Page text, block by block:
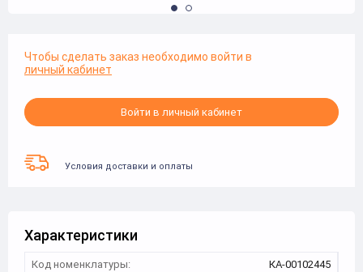
Чтобы сделать заказ необходимо войти в
личный кабинет
Войти в личный кабинет
Условия доставки и оплаты
Характеристики
Код номенклатуры:
КА-00102445